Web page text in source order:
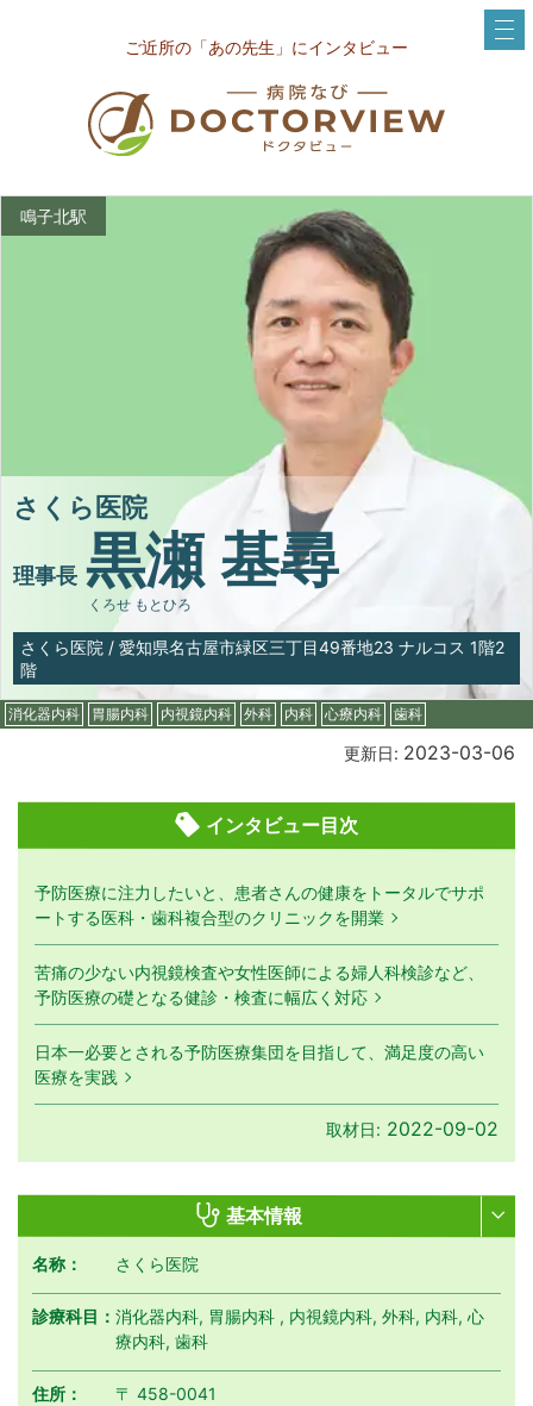
ご近所の「あの先生」にインタビュー
鳴子北駅
さくら医院
理事長 黒瀬 基尋
くろせ もとひろ
さくら医院 / 愛知県名古屋市緑区三丁目49番地23 ナルコス 1階2
階
消化器内科 胃腸内科 内視鏡内科 外科 内科 心療内科 歯科
更新日: 2023-03-06
インタビュー目次
予防医療に注力したいと、患者さんの健康をトータルでサポ
ートする医科・歯科複合型のクリニックを開業
苦痛の少ない内視鏡検査や女性医師による婦人科検診など、
予防医療の礎となる健診・検査に幅広く対応
日本一必要とされる予防医療集団を目指して、満足度の高い
医療を実践
取材日: 2022-09-02
基本情報
名称： さくら医院
診療科目：消化器内科, 胃腸内科 , 内視鏡内科, 外科, 内科, 心
療内科, 歯科
住所：
〒 458-0041